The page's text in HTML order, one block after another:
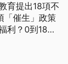
育提出18項不
「催生」政策
利？0到18歲